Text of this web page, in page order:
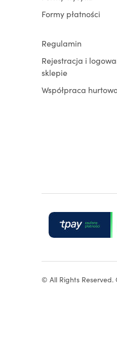
Formy płatności
Regulamin
Rejestracja i
sklepie
Współpraca
© All Rights Reserved.